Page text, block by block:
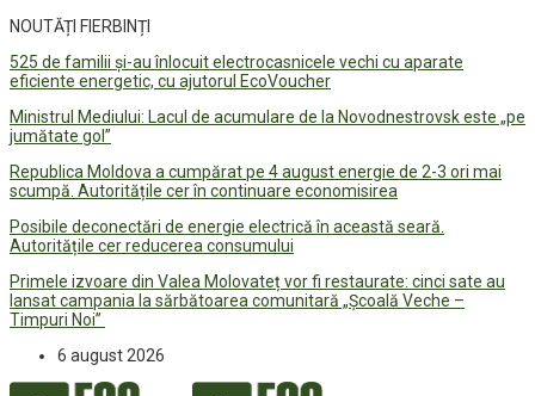
NOUTĂȚI FIERBINȚI
525 de familii și-au înlocuit electrocasnicele vechi cu aparate
eficiente energetic, cu ajutorul EcoVoucher
Ministrul Mediului: Lacul de acumulare de la Novodnestrovsk este „pe
jumătate gol”
Republica Moldova a cumpărat pe 4 august energie de 2-3 ori mai
scumpă. Autoritățile cer în continuare economisirea
Posibile deconectări de energie electrică în această seară.
Autoritățile cer reducerea consumului
Primele izvoare din Valea Molovateț vor fi restaurate: cinci sate au
lansat campania la sărbătoarea comunitară „Școală Veche –
Timpuri Noi”
6 august 2026